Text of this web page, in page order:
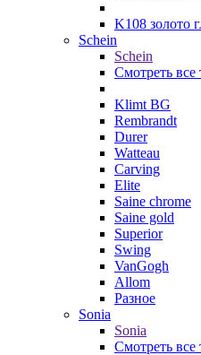
K108 золото
Schein
Schein
Смотреть все
Klimt BG
Rembrandt
Durer
Watteau
Carving
Elite
Saine chrome
Saine gold
Superior
Swing
VanGogh
Allom
Разное
Sonia
Sonia
Смотреть все